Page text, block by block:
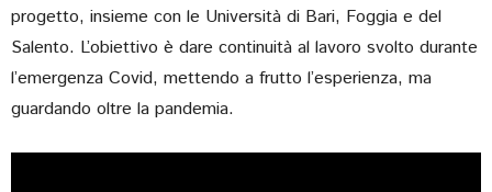
progetto, insieme con le Università di Bari, Foggia e del
Salento. L’obiettivo è dare continuità al lavoro svolto durante
l’emergenza Covid, mettendo a frutto l’esperienza, ma
guardando oltre la pandemia.